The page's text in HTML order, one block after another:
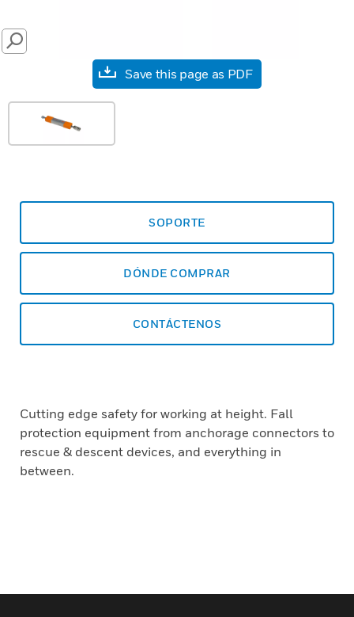
SEARCH
Save this page as PDF
SOPORTE
DÓNDE COMPRAR
CONTÁCTENOS
Cutting edge safety for working at height. Fall
protection equipment from anchorage connectors to
rescue & descent devices, and everything in
between.